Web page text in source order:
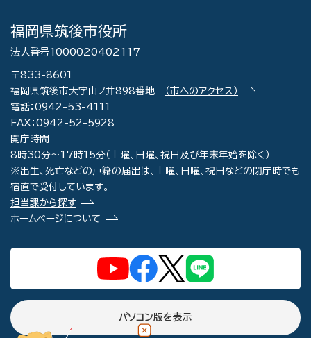
福岡県筑後市役所
法人番号1000020402117
〒833-8601
福岡県筑後市大字山ノ井898番地
（市へのアクセス）
電話：0942-53-4111
FAX：0942-52-5928
開庁時間
8時30分～17時15分（土曜、日曜、祝日及び年末年始を除く）
※出生、死亡などの戸籍の届出は、土曜、日曜、祝日などの閉庁時でも
宿直で受付しています。
担当課から探す
ホームページについて
パソコン版を表示